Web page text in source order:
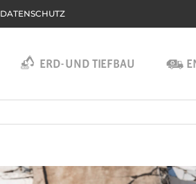
DATENSCHUTZ
ERD- UND TIEFBAU